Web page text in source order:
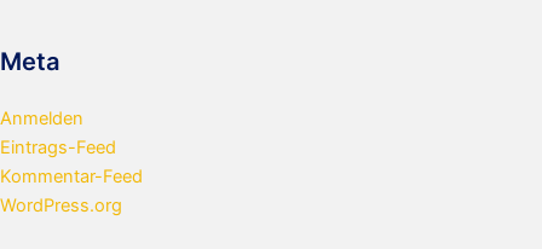
Meta
Anmelden
Eintrags-Feed
Kommentar-Feed
WordPress.org